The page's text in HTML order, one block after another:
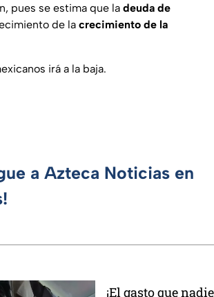
pues se estima que la deuda de
de la crecimiento de la
irá a la baja.
a Azteca Noticias en
¡El gasto que